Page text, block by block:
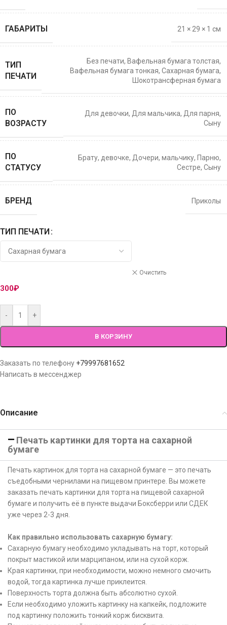
ГАБАРИТЫ 21 × 29 × 1 см
ТИП
ПЕЧАТИ
Без печати, Вафельная бумага толстая,
Вафельная бумага тонкая, Сахарная бумага,
Шокотрансферная бумага
ПО
ВОЗРАСТУ
Для девочки, Для мальчика, Для парня,
Сыну
ПО
СТАТУСУ
Брату, девочке, Дочери, мальчику, Парню,
Сестре, Сыну
БРЕНД Приколы
ТИП ПЕЧАТИ
Очистить
300₽
- +
В КОРЗИНУ
Заказать по телефону +79997681652
Написать в мессенджер
Описание
Печать картинки для торта на сахарной
бумаге
Печать картинок для торта на сахарной бумаге — это печать
съедобными чернилами на пищевом принтере. Вы можете
заказать печать картинки для торта на пищевой сахарной
бумаге и получить её в пункте выдачи Боксберри или СДЕК
уже через 2-3 дня.
Как правильно использовать сахарную бумагу:
Сахарную бумагу необходимо укладывать на торт, который
покрыт мастикой или марципаном, или на сухой корж.
Края картинки, при необходимости, можно немного смочить
водой, тогда картинка лучше приклеится.
Поверхность торта должна быть абсолютно сухой.
Если необходимо уложить картинку на капкейк, подложите
под картинку положить тонкий корж бисквита.